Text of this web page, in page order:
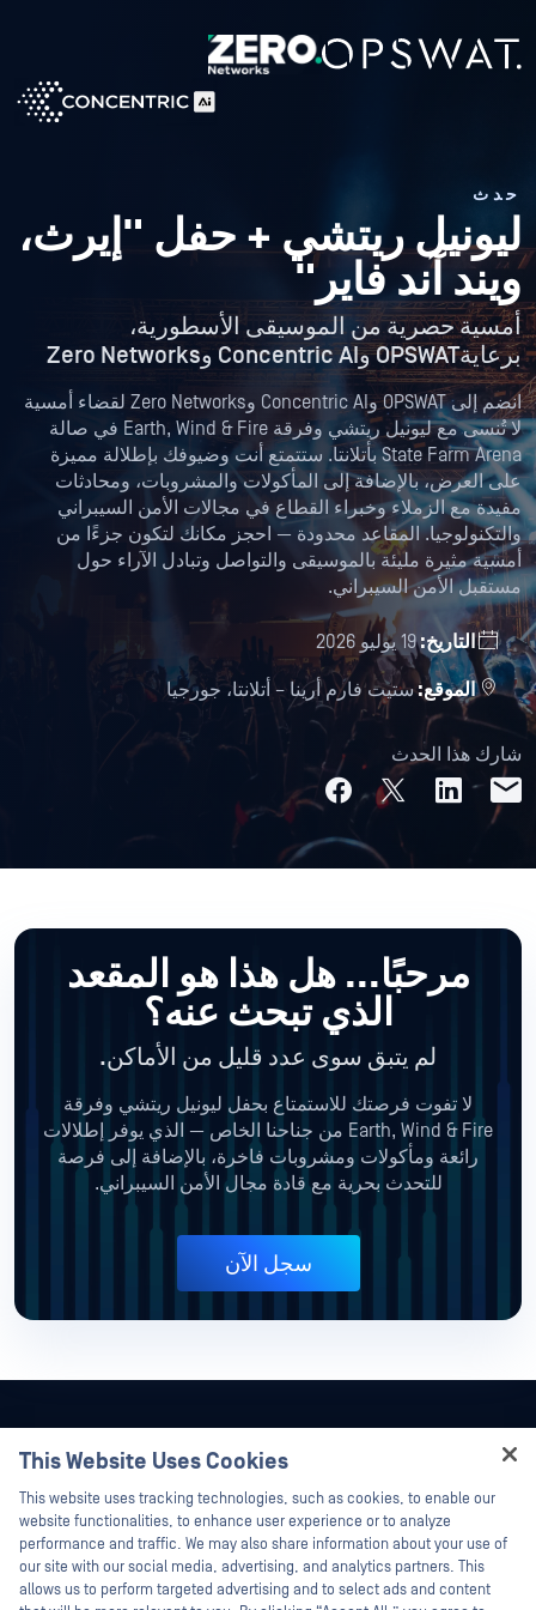
حدث
ليونيل ريتشي + حفل "إيرث،
ويند آند فاير"
أمسية حصرية من الموسيقى الأسطورية،
برعايةOPSWAT وConcentric AI وZero Networks
انضم إلى OPSWAT وConcentric AI وZero Networks لقضاء أمسية
لا تُنسى مع ليونيل ريتشي وفرقة Earth, Wind & Fire في صالة
State Farm Arena بأتلانتا. ستتمتع أنت وضيوفك بإطلالة مميزة
على العرض، بالإضافة إلى المأكولات والمشروبات، ومحادثات
مفيدة مع الزملاء وخبراء القطاع في مجالات الأمن السيبراني
والتكنولوجيا. المقاعد محدودة — احجز مكانك لتكون جزءًا من
أمسية مثيرة مليئة بالموسيقى والتواصل وتبادل الآراء حول
مستقبل الأمن السيبراني.
التاريخ:19 يوليو 2026
الموقع:ستيت فارم أرينا – أتلانتا، جورجيا
شارك هذا الحدث
مرحبًا... هل هذا هو المقعد
الذي تبحث عنه؟
لم يتبق سوى عدد قليل من الأماكن.
لا تفوت فرصتك للاستمتاع بحفل ليونيل ريتشي وفرقة
Earth, Wind & Fire من جناحنا الخاص — الذي يوفر إطلالات
رائعة ومأكولات ومشروبات فاخرة، بالإضافة إلى فرصة
للتحدث بحرية مع قادة مجال الأمن السيبراني.
سجل الآن
This Website Uses Cookies
This website uses tracking technologies, such as cookies, to enable our
website functionalities, to enhance user experience or to analyze
performance and traffic. We may also share information about your use of
our site with our social media, advertising, and analytics partners. This
allows us to perform targeted advertising and to select ads and content